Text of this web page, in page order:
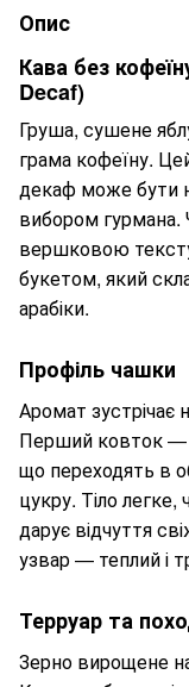
Опис
Кава без
Decaf)
Груша, сушене
грама кофеїну.
декаф може бути
вибором
вершковою
букетом, який
арабіки.
Профіль чашки
Аромат
Перший ковток —
що переходять в
цукру. Тіло
дарує відчуття
узвар — теплий і
Терруар та
Зерно вирощене